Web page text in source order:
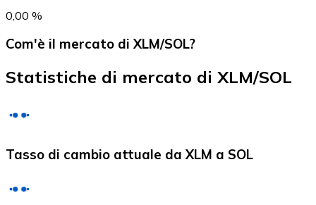
0,00 %
Com'è il mercato di XLM/SOL?
Statistiche di mercato di XLM/SOL
Tasso di cambio attuale da XLM a SOL